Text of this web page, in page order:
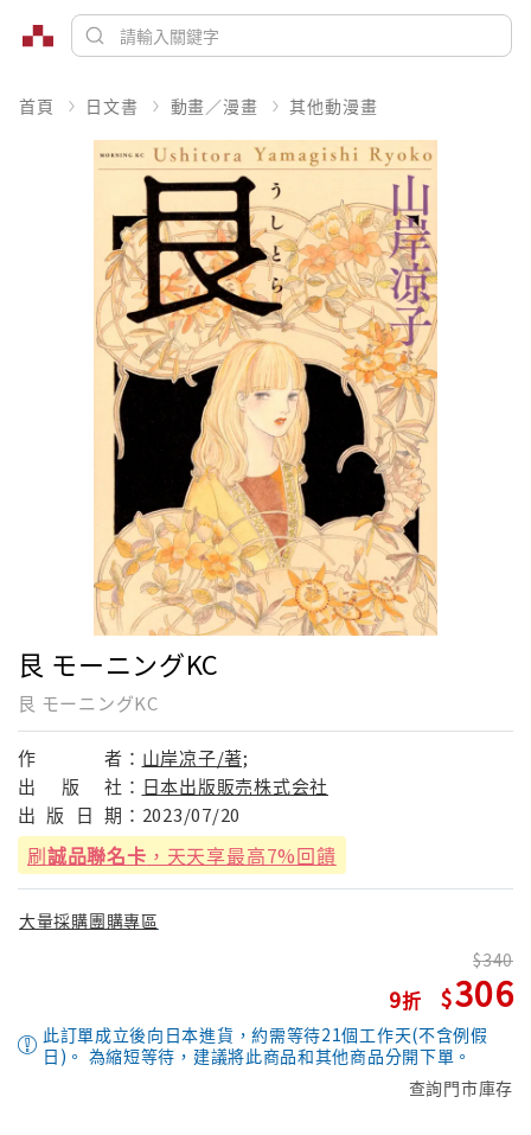
首頁 日文書 動畫／漫畫 其他動漫畫
艮 モーニングKC
艮 モーニングKC
作 者： 山岸凉子/著;
出
版 社： 日本出版販売株式会社
出 版 日 期： 2023/07/20
刷誠品聯名卡 ，天天享最高7%回饋
大量採購團購專區
9
340
306
此訂單成立後向日本進貨，約需等待21個工作天(不含例假
日)。 為縮短等待，建議將此商品和其他商品分開下單。
查詢門市庫存